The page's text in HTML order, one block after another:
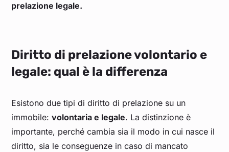
prelazione legale.
Diritto di prelazione volontario e
legale: qual è la differenza
Esistono due tipi di diritto di prelazione su un
immobile:volontaria e legale. La distinzione è
importante, perché cambia sia il modo in cui nasce il
diritto, sia le conseguenze in caso di mancato